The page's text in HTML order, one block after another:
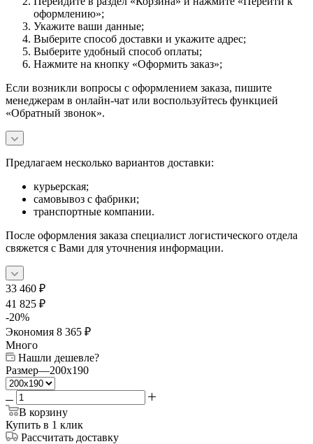
оформлению»;
Укажите ваши данные;
Выберите способ доставки и укажите адрес;
Выберите удобный способ оплаты;
Нажмите на кнопку «Оформить заказ»;
Если возникли вопросы с оформлением заказа, пишите
менеджерам в онлайн-чат или воспользуйтесь функцией
«Обратный звонок».
Предлагаем несколько вариантов доставки:
курьерская;
самовывоз с фабрики;
транспортные компании.
После оформления заказа специалист логистического отдела
свяжется с Вами для уточнения информации.
33 460 ₽
41 825 ₽
-20%
Экономия 8 365 ₽
Много
Нашли дешевле?
Размер—200x190
В корзину
Купить в 1 клик
Рассчитать доставку